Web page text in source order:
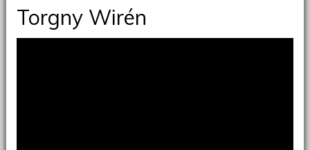
Torgny Wirén